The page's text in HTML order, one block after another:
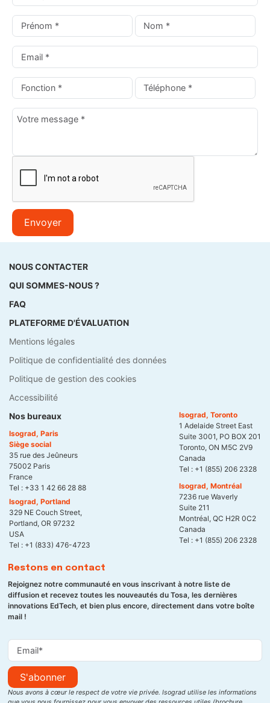
Envoyer
NOUS CONTACTER
QUI SOMMES-NOUS ?
FAQ
PLATEFORME D'ÉVALUATION
Mentions légales
Politique de confidentialité des données
Politique de gestion des cookies
Accessibilité
Nos bureaux
Isograd, Paris
Siège social
35 rue des Jeûneurs
75002 Paris
France
Tel : +33 1 42 66 28 88
Isograd, Portland
329 NE Couch Street,
Portland, OR 97232
USA
Tel : +1 (833) 476-4723
Isograd, Toronto
1 Adelaide Street East
Suite 3001, PO BOX 201
Toronto, ON M5C 2V9
Canada
Tel : +1 (855) 206 2328
Isograd, Montréal
7236 rue Waverly
Suite 211
Montréal, QC H2R 0C2
Canada
Tel : +1 (855) 206 2328
Restons en contact
Rejoignez notre communauté en vous inscrivant à notre liste de
diffusion et recevez toutes les nouveautés du Tosa, les dernières
innovations EdTech, et bien plus encore, directement dans votre boîte
mail !
S'abonner
Nous avons à cœur le respect de votre vie privée. Isograd utilise les informations